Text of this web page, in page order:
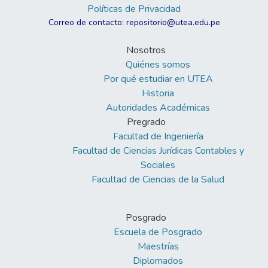
facilitado la identificación precisa y detallada
de los puntos con residuos sólidos
identificando 25 puntos críticos
georeferenciales, donde 05 puntos (zona de
Aymas alto, Mariño bajo y Lucmapampa)
con mayor presencia de desechos en
58.33% categorizados de moderado riesgo
de contaminación, realidad sostenida en la
prueba de Wilcoxon cuyo p-alcanzado
0.001 < al sig. 0.05, determinándose a los
GIS sí logran identificar significativa los
residuos sólidos contaminantes en el rio
Políticas de Privacidad
Correo de contacto: repositorio@utea.edu.pe
Nosotros
Quiénes somos
Por qué estudiar en UTEA
Historia
Autoridades Académicas
Pregrado
Facultad de Ingeniería
Facultad de Ciencias Jurídicas Contables y
Sociales
Facultad de Ciencias de la Salud
Posgrado
Escuela de Posgrado
Maestrías
Diplomados